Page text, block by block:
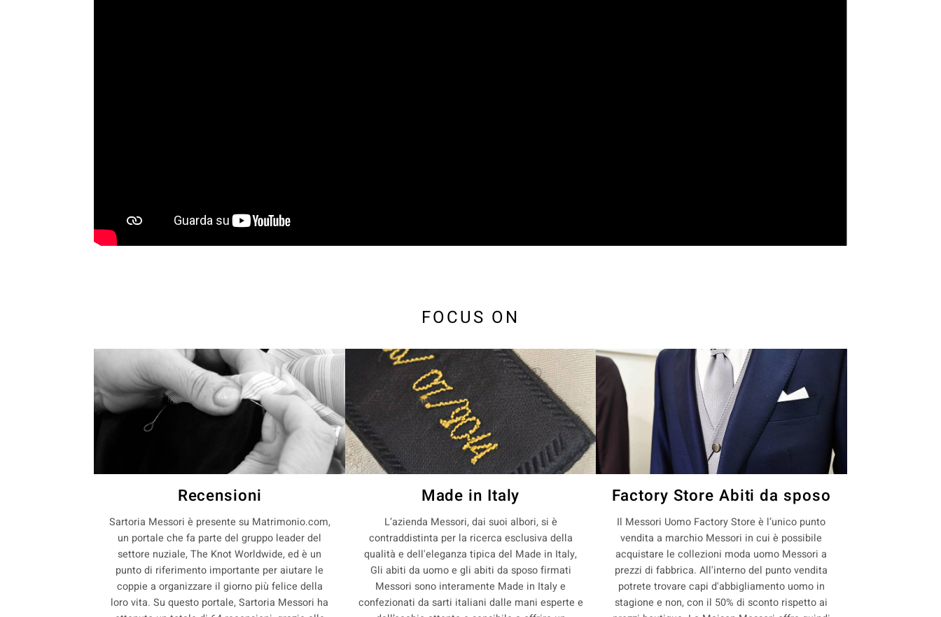
FOCUS ON
Recensioni
Sartoria Messori è presente su Matrimonio.com,
un portale che fa parte del gruppo leader del
settore nuziale, The Knot Worldwide, ed è un
punto di riferimento importante per aiutare le
coppie a organizzare il giorno più felice della
loro vita. Su questo portale, Sartoria Messori ha
Made in Italy
L’azienda Messori, dai suoi albori, si è
contraddistinta per la ricerca esclusiva della
qualità e dell'eleganza tipica del Made in Italy,
Gli abiti da uomo e gli abiti da sposo firmati
Messori sono interamente Made in Italy e
confezionati da sarti italiani dalle mani esperte e
Factory Store Abiti da sposo
Il Messori Uomo Factory Store è l’unico punto
vendita a marchio Messori in cui è possibile
acquistare le collezioni moda uomo Messori a
prezzi di fabbrica. All'interno del punto vendita
potrete trovare capi d'abbigliamento uomo in
stagione e non, con il 50% di sconto rispetto ai